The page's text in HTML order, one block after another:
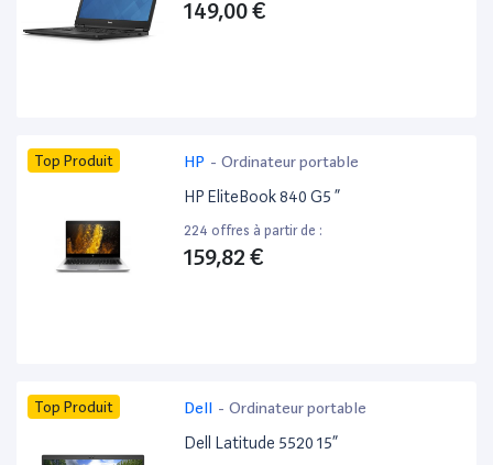
149,00 €
Top Produit HP - Ordinateur portable
HP EliteBook 840 G5 ”
224 offres à partir de :
159,82 €
Top Produit Dell - Ordinateur portable
Dell Latitude 5520 15”